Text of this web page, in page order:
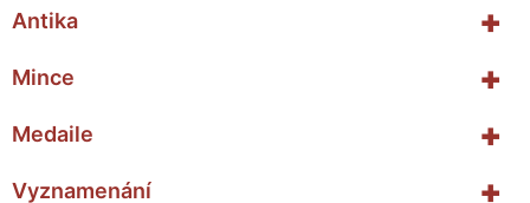
+
Antika
+
Mince
+
Medaile
+
Vyznamenání